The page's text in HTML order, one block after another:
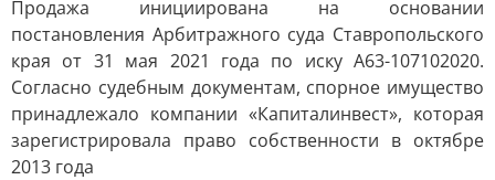
Продажа инициирована на основании
постановления Арбитражного суда Ставропольского
края от 31 мая 2021 года по иску А63-107102020.
Согласно судебным документам, спорное имущество
принадлежало компании «Капиталинвест», которая
зарегистрировала право собственности в октябре
2013 года